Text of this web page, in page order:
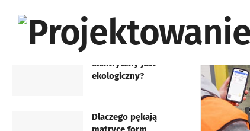
Czy wiesz...
elektryczny jest
ekologiczny?
Dlaczego pękają